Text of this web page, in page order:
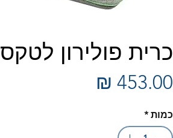
כרית פולירון לטקס
כמות *